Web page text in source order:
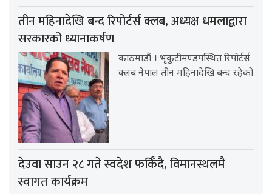
तीन महिनादेखि बन्द रिपोर्टर्स क्लब, अध्यक्ष धमलाद्वारा
सरकारको ध्यानाकर्षण
काठमाडौं । भृकुटीमण्डपस्थित रिपोर्टर्स
क्लब नेपाल तीन महिनादेखि बन्द रहेको
देउवा साउन २८ गते स्वदेश फर्किँदै, विमानस्थलमै
स्वागत कार्यक्रम